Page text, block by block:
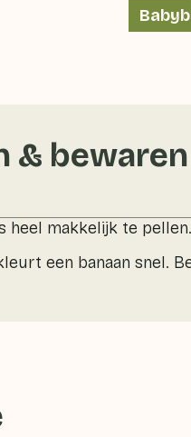
& bewaren
heel makkelijk te pellen.
een banaan snel.